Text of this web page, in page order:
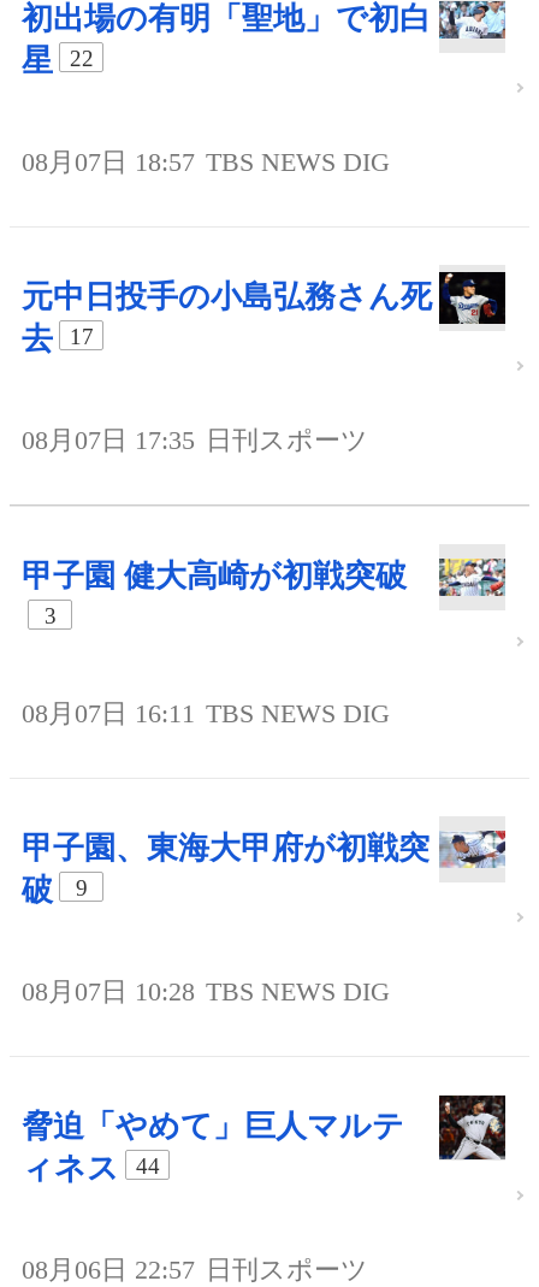
初出場の有明「聖地」で初白
星
22
08月07日 18:57 TBS NEWS DIG
元中日投手の小島弘務さん死
去
17
08月07日 17:35 日刊スポーツ
甲子園 健大高崎が初戦突破
3
08月07日 16:11 TBS NEWS DIG
甲子園、東海大甲府が初戦突
破
9
08月07日 10:28 TBS NEWS DIG
脅迫「やめて」巨人マルテ
ィネス
44
08月06日 22:57 日刊スポーツ